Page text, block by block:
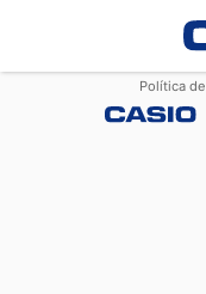
Política